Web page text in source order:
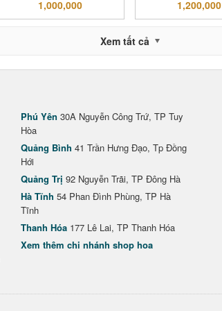
1,000,000 1,200,000
Xem tất cả
Phú Yên 30A Nguyễn Công Trứ, TP Tuy
Hòa
Quảng Bình 41 Trần Hưng Đạo, Tp Đồng
Hới
Quảng Trị 92 Nguyễn Trãi, TP Đông Hà
Hà Tĩnh 54 Phan Đình Phùng, TP Hà
Tĩnh
Thanh Hóa 177 Lê Lai, TP Thanh Hóa
Xem thêm chi nhánh shop hoa